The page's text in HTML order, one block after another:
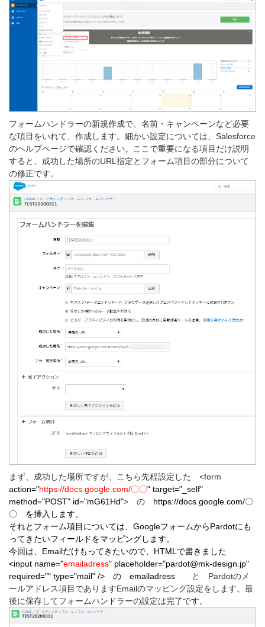
フォームハンドラーの新規作成で、名前・キャンペーンなど必要
な項目をいれて、作成します。細かい設定については、Salesforce
のヘルプページで確認ください。ここで重要になる項目だけ説明
すると、成功した場所のURL指定とフォーム項目の部分について
の修正です。
まず、成功した場所ですが、こちら先程設定した <form
action="https://docs.google.com/〇〇" target="_self"
method="POST" id="mG61Hd"> の https://docs.google.com/〇
〇 を挿入します。
それとフォーム項目については、GoogleフォームからPardotにも
ってきたいフィールドをマッピングします。
今回は、Emailだけもってきたいので、HTMLで書きました
<input name="emailadress" placeholder="pardot@mk-design.jp"
required="" type="mail" /> の emailadress
と Pardotのメ
ールアドレス項目でありますEmailのマッピング設定をします。最
後に保存してフォームハンドラーの設定は完了です。